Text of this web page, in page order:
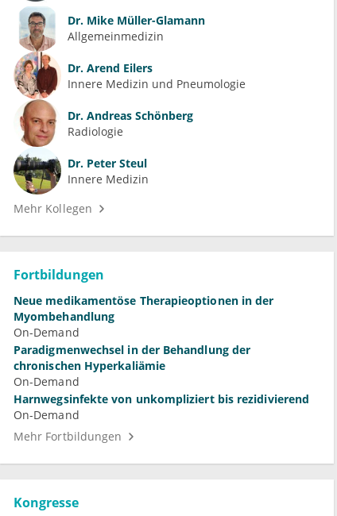
Dr. Mike Müller-Glamann
Allgemeinmedizin
Dr. Arend Eilers
Innere Medizin und Pneumologie
Dr. Andreas Schönberg
Radiologie
Dr. Peter Steul
Innere Medizin
Mehr Kollegen
Fortbildungen
Neue medikamentöse Therapieoptionen in der
Myombehandlung
On-Demand
Paradigmenwechsel in der Behandlung der
chronischen Hyperkaliämie
On-Demand
Harnwegsinfekte von unkompliziert bis rezidivierend
On-Demand
Mehr Fortbildungen
Kongresse